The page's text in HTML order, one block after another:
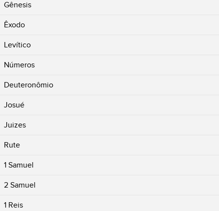
Gênesis
Êxodo
Levítico
Números
Deuteronômio
Josué
Juizes
Rute
1 Samuel
2 Samuel
1 Reis